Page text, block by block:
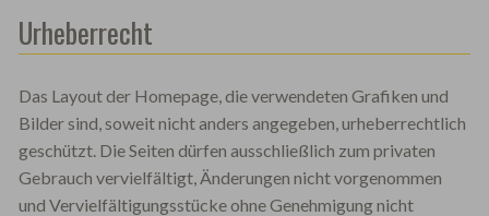
Urheberrecht
Das Layout der Homepage, die verwendeten Grafiken und
Bilder sind, soweit nicht anders angegeben, urheberrechtlich
geschützt. Die Seiten dürfen ausschließlich zum privaten
Gebrauch vervielfältigt, Änderungen nicht vorgenommen
und Vervielfältigungsstücke ohne Genehmigung nicht